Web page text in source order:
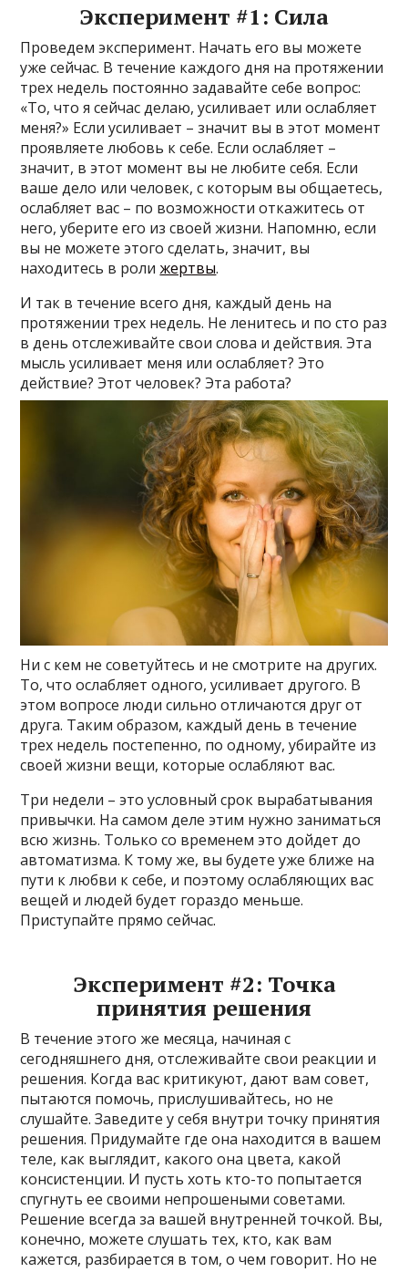
Эксперимент #1: Сила
Проведем эксперимент. Начать его вы можете
уже сейчас. В течение каждого дня на протяжении
трех недель постоянно задавайте себе вопрос:
«То, что я сейчас делаю, усиливает или ослабляет
меня?» Если усиливает – значит вы в этот момент
проявляете любовь к себе. Если ослабляет –
значит, в этот момент вы не любите себя. Если
ваше дело или человек, с которым вы общаетесь,
ослабляет вас – по возможности откажитесь от
него, уберите его из своей жизни. Напомню, если
вы не можете этого сделать, значит, вы
находитесь в ролижертвы.
И так в течение всего дня, каждый день на
протяжении трех недель. Не ленитесь и по сто раз
в день отслеживайте свои слова и действия. Эта
мысль усиливает меня или ослабляет? Это
действие? Этот человек? Эта работа?
Ни с кем не советуйтесь и не смотрите на других.
То, что ослабляет одного, усиливает другого. В
этом вопросе люди сильно отличаются друг от
друга. Таким образом, каждый день в течение
трех недель постепенно, по одному, убирайте из
своей жизни вещи, которые ослабляют вас.
Три недели – это условный срок вырабатывания
привычки. На самом деле этим нужно заниматься
всю жизнь. Только со временем это дойдет до
автоматизма. К тому же, вы будете уже ближе на
пути к любви к себе, и поэтому ослабляющих вас
вещей и людей будет гораздо меньше.
Приступайте прямо сейчас.
Эксперимент #2: Точка
принятия решения
В течение этого же месяца, начиная с
сегодняшнего дня, отслеживайте свои реакции и
решения. Когда вас критикуют, дают вам совет,
пытаются помочь, прислушивайтесь, но не
слушайте. Заведите у себя внутри точку принятия
решения. Придумайте где она находится в вашем
теле, как выглядит, какого она цвета, какой
консистенции. И пусть хоть кто-то попытается
спугнуть ее своими непрошеными советами.
Решение всегда за вашей внутренней точкой. Вы,
конечно, можете слушать тех, кто, как вам
кажется, разбирается в том, о чем говорит. Но не